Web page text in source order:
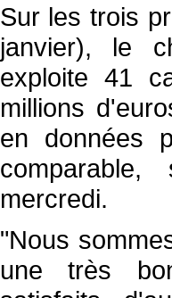
Sur les trois
janvier), le
exploite 41
millions
en données
mercredi.
"Nous
une très